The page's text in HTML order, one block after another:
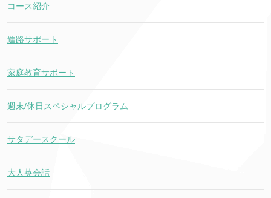
コース紹介
進路サポート
家庭教育サポート
週末/休日スペシャルプログラム
サタデースクール
大人英会話